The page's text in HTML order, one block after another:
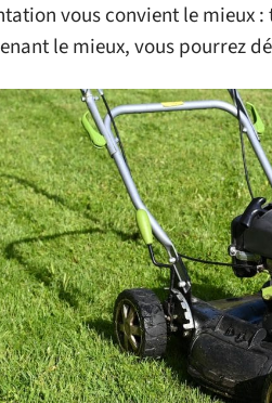
vous convient le mieux
le mieux, vous pourrez